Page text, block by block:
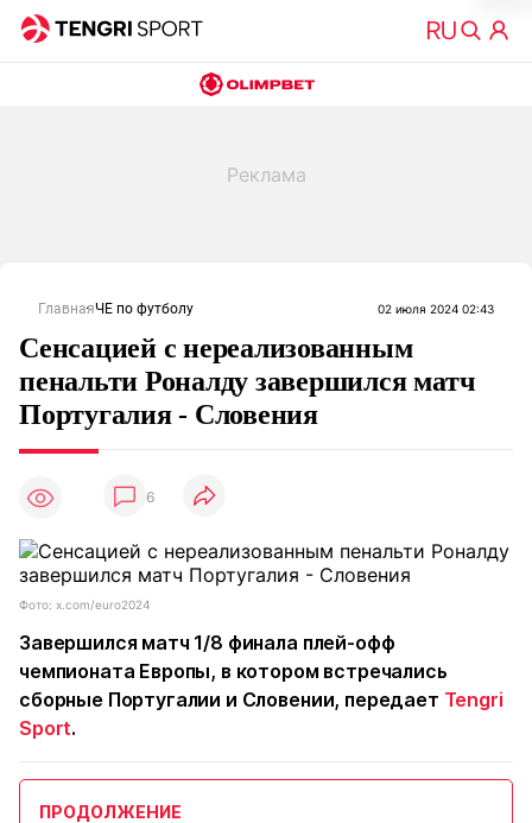
ГлавнаяЧЕ по футболу 02 июля 2024 02:43
Сенсацией с нереализованным
пенальти Роналду завершился матч
Португалия - Словения
6
Фото: x.com/euro2024
Завершился матч 1/8 финала плей-офф
чемпионата Европы, в котором встречались
сборные Португалии и Словении, передает Tengri
Sport.
ПРОДОЛЖЕНИЕ